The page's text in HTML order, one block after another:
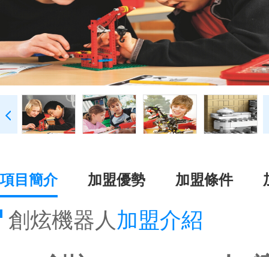
項目簡介 加盟優勢 加盟條件
創炫機器人 加盟介紹